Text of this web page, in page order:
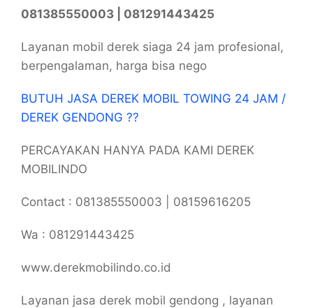
081385550003 | 081291443425
Layanan mobil derek siaga 24 jam profesional,
berpengalaman, harga bisa nego
BUTUH JASA DEREK MOBIL TOWING 24 JAM /
DEREK GENDONG ??
PERCAYAKAN HANYA PADA KAMI DEREK
MOBILINDO
Contact : 081385550003 | 08159616205
Wa : 081291443425
www.derekmobilindo.co.id
Layanan jasa derek mobil gendong , layanan